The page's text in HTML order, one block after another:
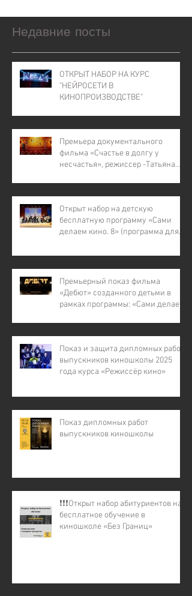
Недавние посты
ОТКРЫТ НАБОР НА КУРС
"НЕЙРОСЕТИ В
КИНОПРОИЗВОДСТВЕ"
Премьера документального
фильма «Счастье в долгу у
несчастья», режиссер -Татьяна
Открыт набор на детскую
бесплатную программу «Сами
делаем кино. 8» (программа для
детей из малообеспеченных и
участников СВО).
Премьерный показ фильма
«Дебют» созданного детьми в
рамках программы: «Сами делаем
Показ и защита дипломных работ
выпускников киношколы 2025
года курса «Режиссёр кино»
Показ дипломных работ
выпускников киношколы
❗️❗️❗️Открыт набор абитуриентов на
бесплатное обучение в
киношколе «Без Границ»